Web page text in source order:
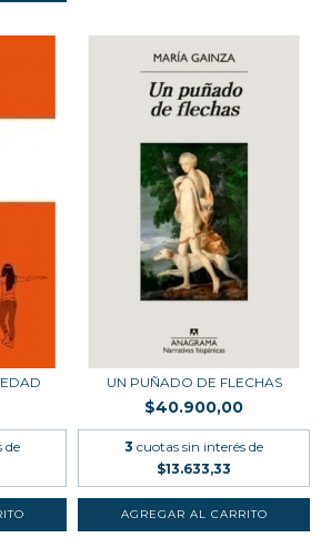
de
UN PUÑADO DE FLECHAS
$40.900,00
3 cuotas sin interés de
$13.633,33